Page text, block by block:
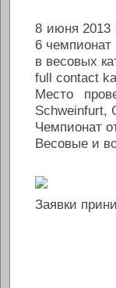
8 июня 2013
6 чемпионат
в весовых
full contact
Место
Schweinfurt,
Чемпионат
Весовые и
Заявки